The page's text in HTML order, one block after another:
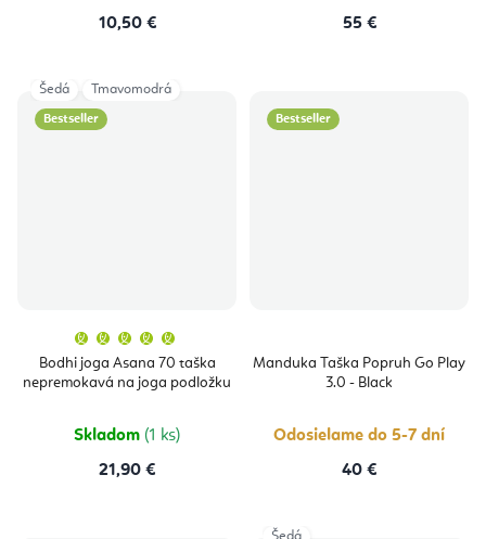
10,50 €
55 €
Bestseller
Bodhi joga Asana 70 taška
nepremokavá na joga podložku
produktu
je
5,0
Skladom (1 ks)
21,90 €
Šedá Tmavomodrá
Bestseller
Manduka Taška Popruh Go Play
3.0 - Black
Odosielame do 5-7 dní
40 €